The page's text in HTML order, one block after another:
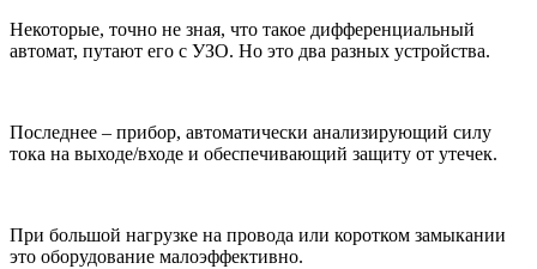
Некоторые, точно не зная, что такое дифференциальный
автомат, путают его с УЗО. Но это два разных устройства.
Последнее – прибор, автоматически анализирующий силу
тока на выходе/входе и обеспечивающий защиту от утечек.
При большой нагрузке на провода или коротком замыкании
это оборудование малоэффективно.